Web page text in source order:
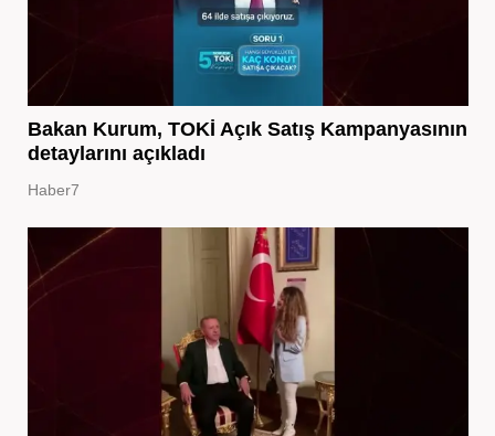
Bakan Kurum, TOKİ Açık Satış Kampanyasının
detaylarını açıkladı
Haber7